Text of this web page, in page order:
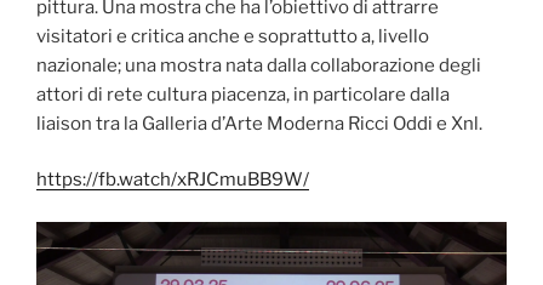
pittura. Una mostra che ha l’obiettivo di attrarre
visitatori e critica anche e soprattutto a, livello
nazionale; una mostra nata dalla collaborazione degli
attori di rete cultura piacenza, in particolare dalla
liaison tra la Galleria d’Arte Moderna Ricci Oddi e Xnl.
https://fb.watch/xRJCmuBB9W/